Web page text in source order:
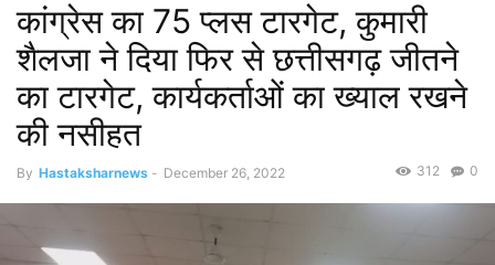
कांग्रेस का 75 प्लस टारगेट, कुमारी
शैलजा ने दिया फिर से छत्तीसगढ़ जीतने
का टारगेट, कार्यकर्ताओं का ख्याल रखने
की नसीहत
By Hastaksharnews - December 26, 2022 0
312